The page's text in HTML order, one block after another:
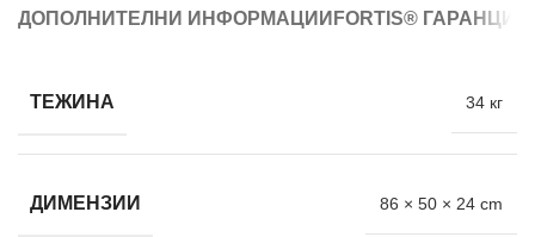
ДОПОЛНИТЕЛНИ ИНФОРМАЦИИ FORTIS®
ТЕЖИНА 34 кг
ДИМЕНЗИИ 86 × 50 × 24 cm